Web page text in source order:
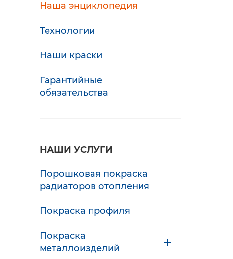
Наша энциклопедия
Технологии
Наши краски
Гарантийные
обязательства
НАШИ УСЛУГИ
Порошковая покраска
радиаторов отопления
Покраска профиля
Покраска
металлоизделий